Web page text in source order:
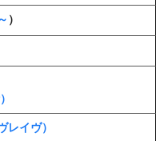
）
レイヴ）